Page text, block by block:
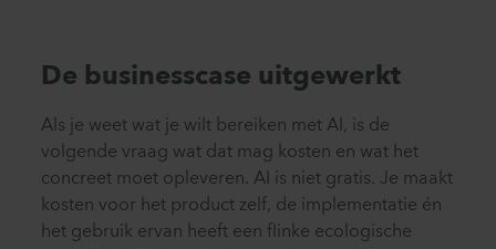
De businesscase uitgewerkt
Als je weet wat je wilt bereiken met AI, is de
volgende vraag wat dat mag kosten en wat het
concreet moet opleveren. AI is niet gratis. Je maakt
kosten voor het product zelf, de implementatie én
het gebruik ervan heeft een flinke ecologische